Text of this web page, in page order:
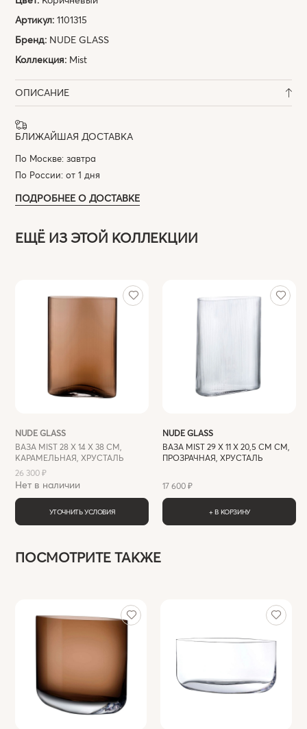
Артикул:1101315
Бренд: NUDE GLASS
Коллекция: Mist
ОПИСАНИЕ
БЛИЖАЙШАЯ ДОСТАВКА
По Москве: завтра
По России: от 1 дня
ПОДРОБНЕЕ О ДОСТАВКЕ
ЕЩЁ ИЗ ЭТОЙ КОЛЛЕКЦИИ
NUDE GLASS
ВАЗА MIST 28 Х 14 Х 38 СМ,
КАРАМЕЛЬНАЯ, ХРУСТАЛЬ
26 300 ₽
Нет в наличии
УТОЧНИТЬ УСЛОВИЯ
NUDE GLASS
ВАЗА MIST 29 Х 11 Х 20,5 СМ СМ,
ПРОЗРАЧНАЯ, ХРУСТАЛЬ
17 600 ₽
+ В КОРЗИНУ
ПОСМОТРИТЕ ТАКЖЕ